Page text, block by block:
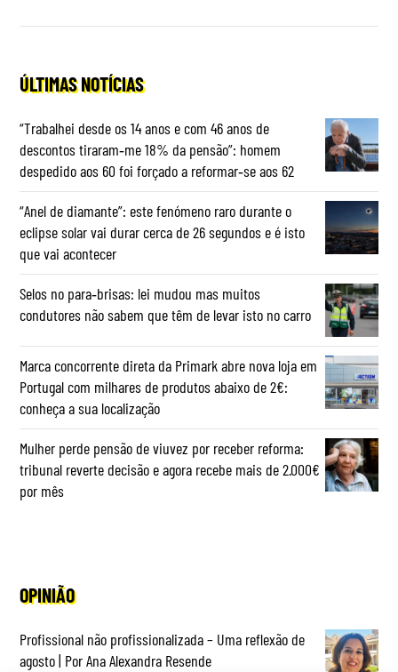
ÚLTIMAS NOTÍCIAS
“Trabalhei desde os 14 anos e com 46 anos de
descontos tiraram‑me 18% da pensão”: homem
despedido aos 60 foi forçado a reformar‑se aos 62
“Anel de diamante”: este fenómeno raro durante o
eclipse solar vai durar cerca de 26 segundos e é isto
que vai acontecer
Selos no para‑brisas: lei mudou mas muitos
condutores não sabem que têm de levar isto no carro
Marca concorrente direta da Primark abre nova loja em
Portugal com milhares de produtos abaixo de 2€:
conheça a sua localização
Mulher perde pensão de viuvez por receber reforma:
tribunal reverte decisão e agora recebe mais de 2.000€
por mês
OPINIÃO
Profissional não profissionalizada – Uma reflexão de
agosto | Por Ana Alexandra Resende